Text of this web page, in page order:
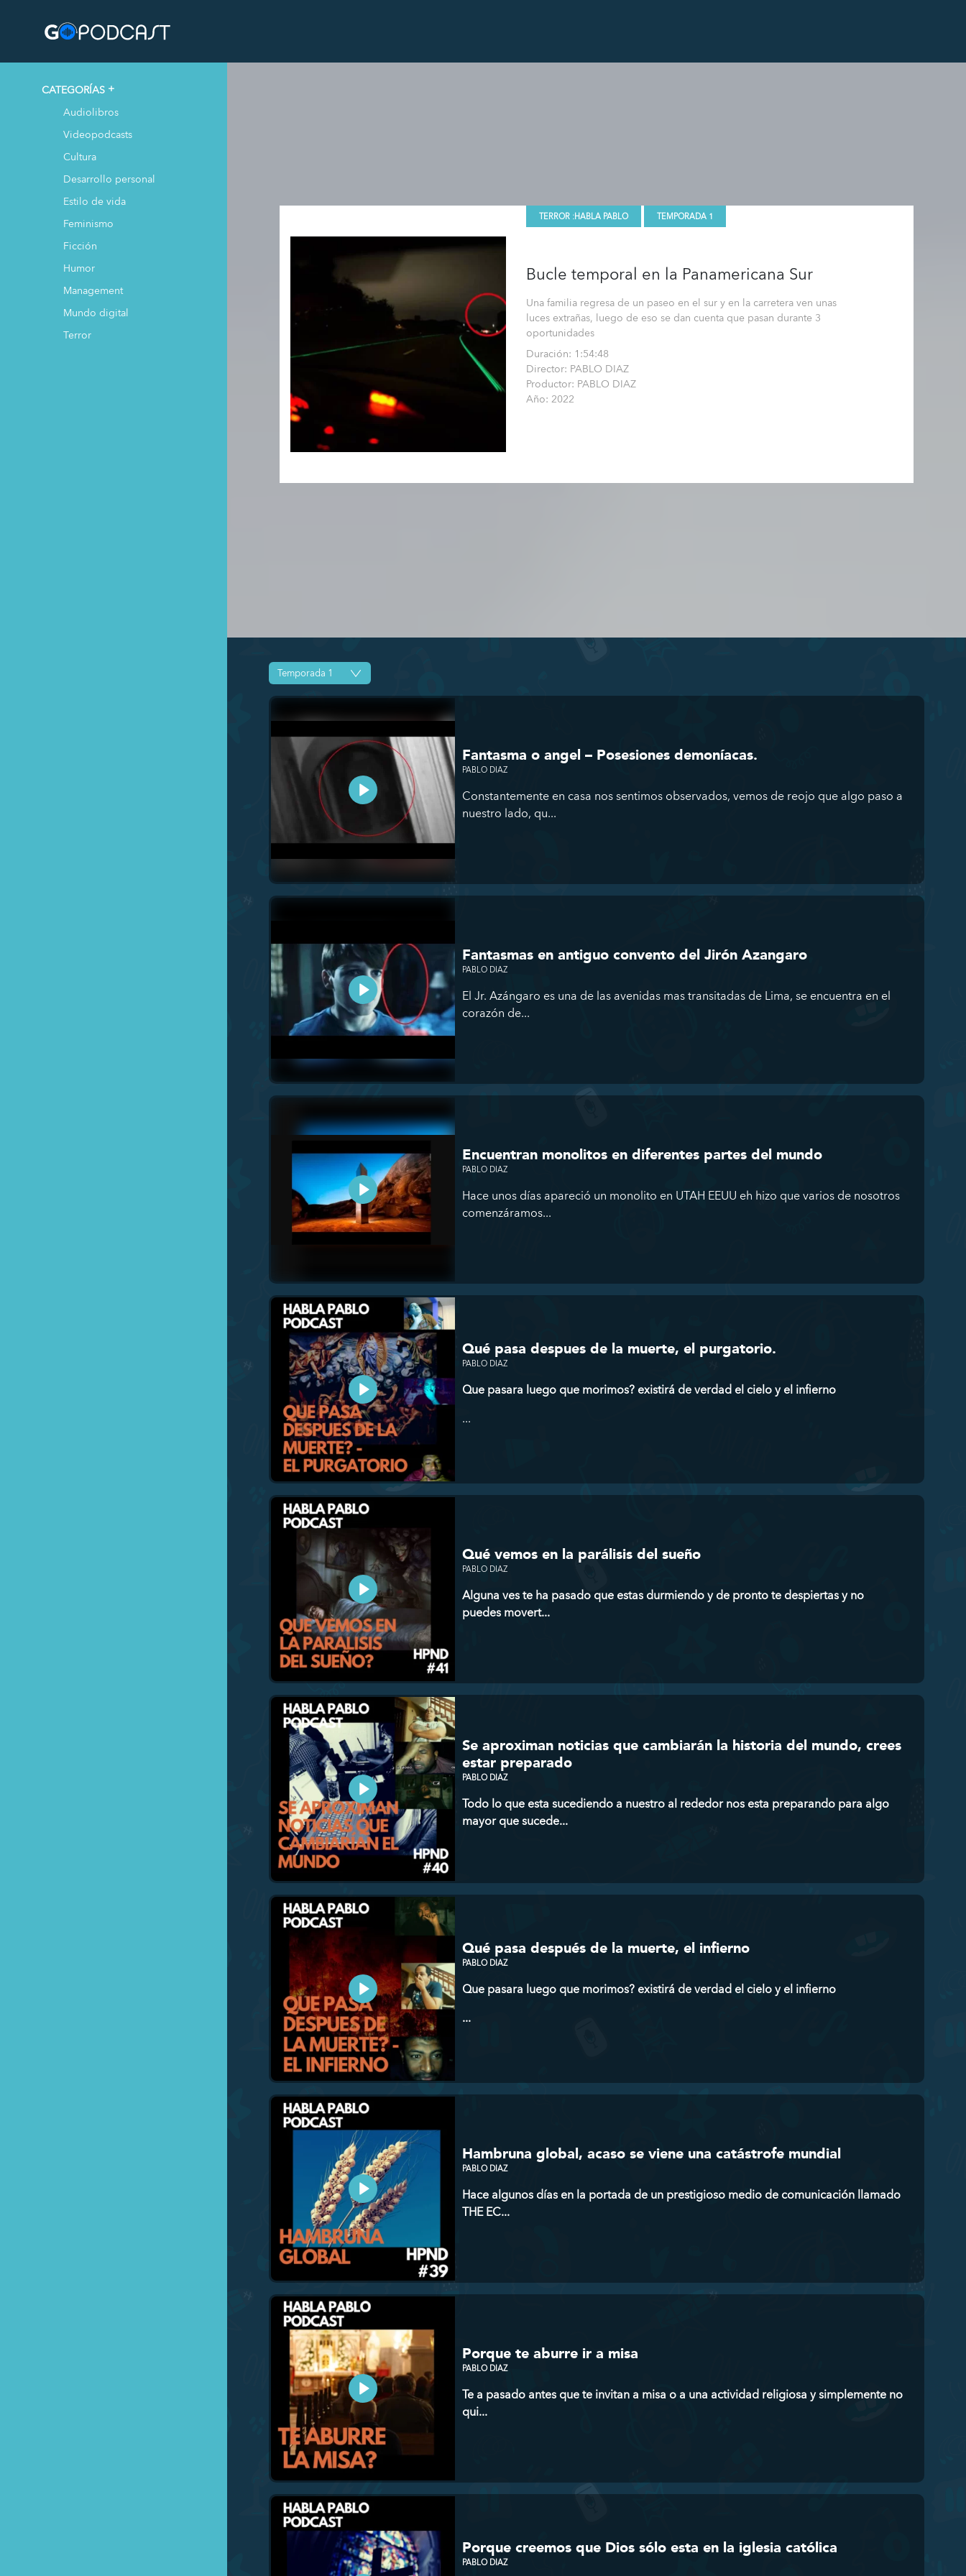
CATEGORÍAS
Audiolibros
Videopodcasts
Cultura
Desarrollo personal
Estilo de vida
Feminismo
Ficción
Humor
Management
Mundo digital
Terror
TERROR :HABLA PABLO TEMPORADA 1
Bucle temporal en la Panamericana Sur
Una familia regresa de un paseo en el sur y en la carretera ven unas
luces extrañas, luego de eso se dan cuenta que pasan durante 3
oportunidades
Duración: 1:54:48
Director: PABLO DIAZ
Productor: PABLO DIAZ
Año: 2022
Fantasma o angel – Posesiones demoníacas.
PABLO DIAZ
Constantemente en casa nos sentimos observados, vemos de reojo que algo paso a
nuestro lado, qu...
Fantasmas en antiguo convento del Jirón Azangaro
PABLO DIAZ
El Jr. Azángaro es una de las avenidas mas transitadas de Lima, se encuentra en el
corazón de...
Encuentran monolitos en diferentes partes del mundo
PABLO DIAZ
Hace unos días apareció un monolito en UTAH EEUU eh hizo que varios de nosotros
comenzáramos...
Qué pasa despues de la muerte, el purgatorio.
PABLO DIAZ
Que pasara luego que morimos? existirá de verdad el cielo y el infierno
...
Qué vemos en la parálisis del sueño
PABLO DIAZ
Alguna ves te ha pasado que estas durmiendo y de pronto te despiertas y no
puedes movert...
Se aproximan noticias que cambiarán la historia del mundo, crees
estar preparado
PABLO DIAZ
Todo lo que esta sucediendo a nuestro al rededor nos esta preparando para algo
mayor que sucede...
Qué pasa después de la muerte, el infierno
PABLO DIAZ
Que pasara luego que morimos? existirá de verdad el cielo y el infierno
...
Hambruna global, acaso se viene una catástrofe mundial
PABLO DIAZ
Hace algunos días en la portada de un prestigioso medio de comunicación llamado
THE EC...
Porque te aburre ir a misa
PABLO DIAZ
Te a pasado antes que te invitan a misa o a una actividad religiosa y simplemente no
qui...
Porque creemos que Dios sólo esta en la iglesia católica
PABLO DIAZ